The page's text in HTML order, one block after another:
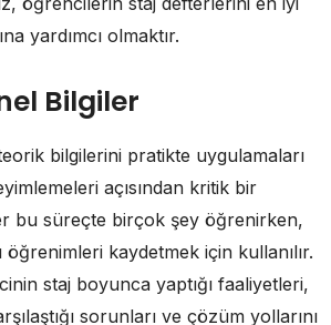
yardımcı olmaktır.
Bilgiler
bilgilerini pratikte uygulamaları
açısından kritik bir
bu süreçte birçok şey öğrenirken,
öğrenimleri kaydetmek için kullanılır.
staj boyunca yaptığı faaliyetleri,
sorunları ve çözüm yollarını